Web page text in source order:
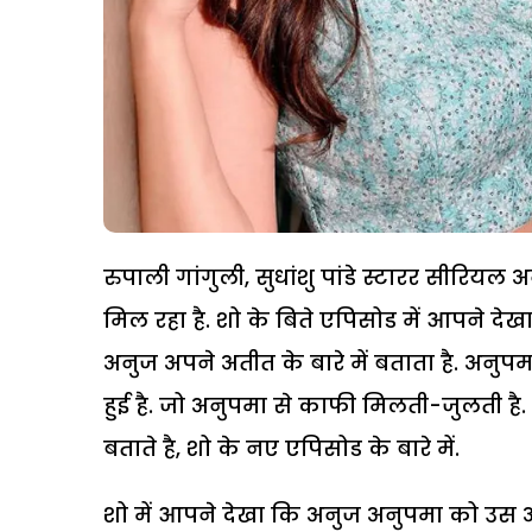
रुपाली गांगुली, सुधांशु पांडे स्टारर
मिल रहा है. शो के बिते एपिसोड में आपने
अनुज अपने अतीत के बारे में बताता है. अनुपमा
हुई है. जो अनुपमा से काफी मिलती-जुलती
बताते है, शो के नए एपिसोड के बारे में.
शो में आपने देखा कि अनुज अनुपमा को उस